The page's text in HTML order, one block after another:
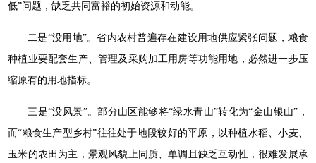
低”问题，缺乏共同富裕的初始资源和动能。
二是“没用地”。省内农村普遍存在建设用地供应紧张问题，粮食
种植业要配套生产、管理及采购加工用房等功能用地，必然进一步压
缩原有的用地指标。
三是“没风景”。部分山区能够将“绿水青山”转化为“金山银山”，
而“粮食生产型乡村”往往处于地段较好的平原，以种植水稻、小麦、
玉米的农田为主，景观风貌上同质、单调且缺乏互动性，很难发展承